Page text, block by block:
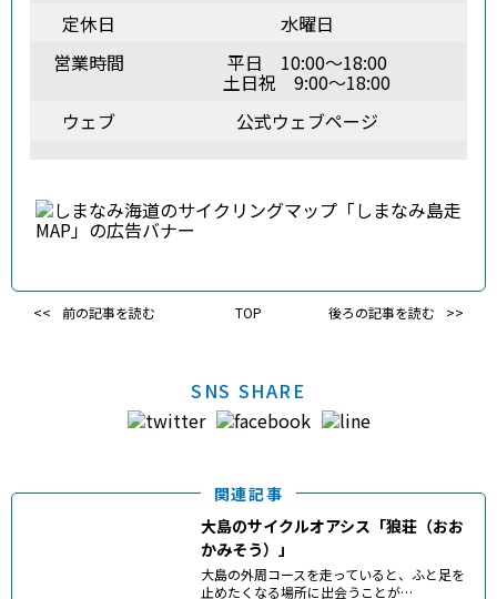
定休日
水曜日
営業時間
平日 10:00～18:00
土日祝 9:00～18:00
ウェブ
公式ウェブページ
TOP
前の記事を読む 後ろの記事を読む
SNS SHARE
関連記事
大島のサイクルオアシス「狼荘（おお
かみそう）」
大島の外周コースを走っていると、ふと足を
止めたくなる場所に出会うことが…